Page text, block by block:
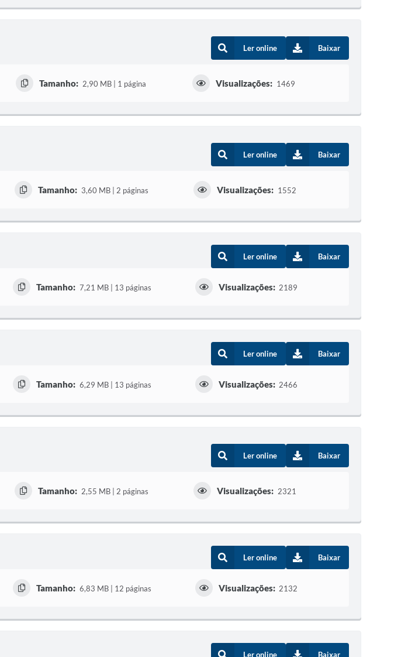
Ler online Baixar
Tamanho: 2,90 MB | 1 página Visualizações: 1469
Ler online Baixar
Tamanho: 3,60 MB | 2 páginas Visualizações: 1552
Ler online Baixar
Tamanho: 7,21 MB | 13 páginas Visualizações: 2189
Ler online Baixar
Tamanho: 6,29 MB | 13 páginas Visualizações: 2466
Ler online Baixar
Tamanho: 2,55 MB | 2 páginas Visualizações: 2321
Ler online Baixar
Tamanho: 6,83 MB | 12 páginas Visualizações: 2132
Ler online Baixar